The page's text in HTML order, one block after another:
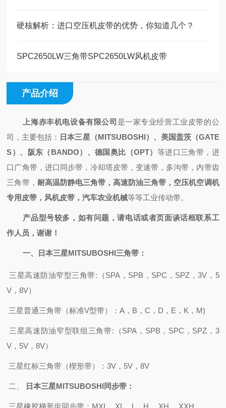
硬核解析：进口空压机皮带的优势，你知道几个？
SPC2650LW三角带SPC2650LW风机皮带
产品介绍
上海赤丰机电设备有限公司 是一家专业经营工业皮带的公
司，主要包括： 日本三星（MITSUBOSHI）、美国盖茨（GATE
S）、阪东（BANDO）、德国奥比（OPT） 等进口三角带，进
口广角带，进口同步带，冷却塔皮带，变速带，多沟带，内带齿
三角带， 耐高温防静电三角带，高速防油三角带，空压机空调机
专用皮带，风机皮带，汽车农业机械等等工业传动带。
产品型号较多，如有问题，请电话或者页面谈话框联系工
作人员，谢谢！
一、 日本三星MITSUBOSHI三角带：
三星高速防油窄型三角带: （SPA，SPB，SPC，SPZ，3V ， 5
V，8V）
三星普通三角带（标准V型带）：A，B，C，D，E，K，M)
三星高速防油窄型联组三角带: （SPA，SPB，SPC，SPZ，3
V，5V，8V）
三星红标三角带（楔形带）：3V，5V，8V
二、 日本三星MITSUBOSHI同步带：
三星橡胶梯形齿同步带 ： MXL，XL，L，H ，XH ，XXH